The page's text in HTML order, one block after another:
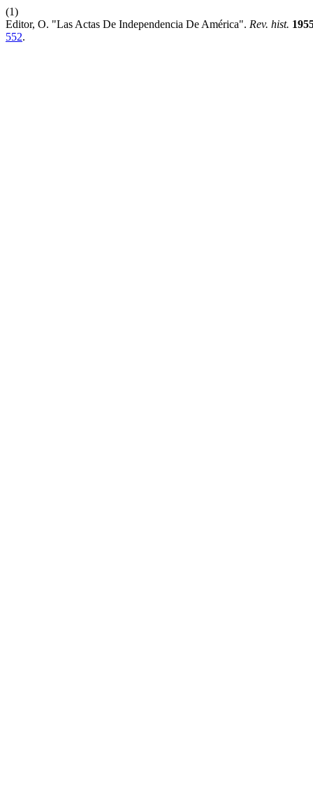
(1)
Editor, O. "Las Actas De Independencia De América". Rev. hist.
552.